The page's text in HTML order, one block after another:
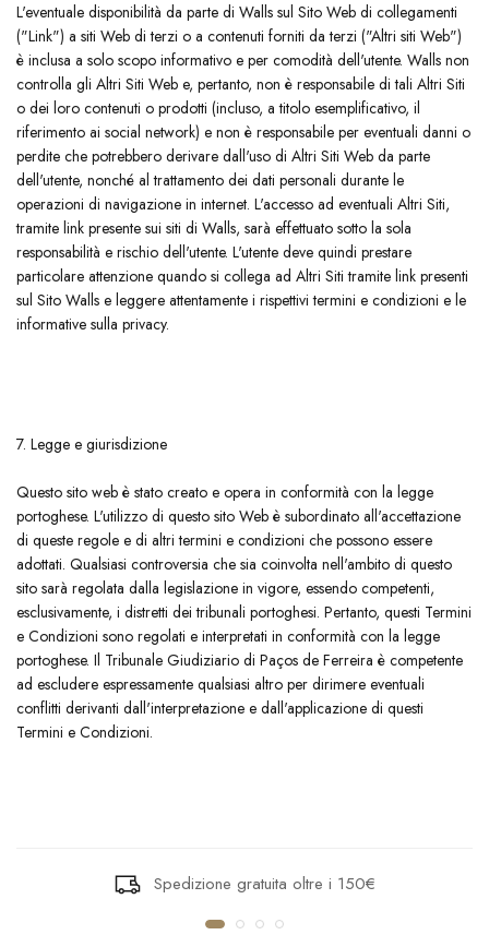
L'eventuale disponibilità da parte di Walls sul Sito Web di collegamenti
("Link") a siti Web di terzi o a contenuti forniti da terzi ("Altri siti Web")
è inclusa a solo scopo informativo e per comodità dell'utente. Walls non
controlla gli Altri Siti Web e, pertanto, non è responsabile di tali Altri Siti
o dei loro contenuti o prodotti (incluso, a titolo esemplificativo, il
riferimento ai social network) e non è responsabile per eventuali danni o
perdite che potrebbero derivare dall'uso di Altri Siti Web da parte
dell'utente, nonché al trattamento dei dati personali durante le
operazioni di navigazione in internet. L'accesso ad eventuali Altri Siti,
tramite link presente sui siti di Walls, sarà effettuato sotto la sola
responsabilità e rischio dell'utente. L'utente deve quindi prestare
particolare attenzione quando si collega ad Altri Siti tramite link presenti
sul Sito Walls e leggere attentamente i rispettivi termini e condizioni e le
informative sulla privacy.
7. Legge e giurisdizione
​Questo sito web è stato creato e opera in conformità con la legge
portoghese. L'utilizzo di questo sito Web è subordinato all'accettazione
di queste regole e di altri termini e condizioni che possono essere
adottati. Qualsiasi controversia che sia coinvolta nell'ambito di questo
sito sarà regolata dalla legislazione in vigore, essendo competenti,
esclusivamente, i distretti dei tribunali portoghesi. Pertanto, questi Termini
e Condizioni sono regolati e interpretati in conformità con la legge
portoghese. Il Tribunale Giudiziario di Paços de Ferreira è competente
ad escludere espressamente qualsiasi altro per dirimere eventuali
conflitti derivanti dall'interpretazione e dall'applicazione di questi
Termini e Condizioni.
Spedizione gratuita oltre i 150€